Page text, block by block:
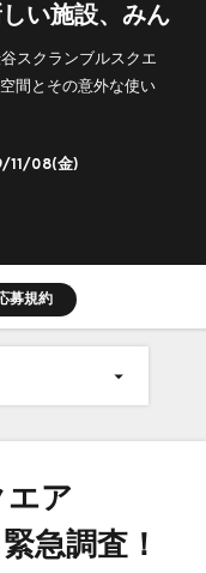
い施設、みん
スクランブルスクエ
間とその意外な使い
11/08(金)
募規約
ア
急調査！